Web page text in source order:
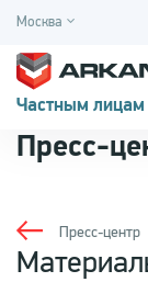
Москва
Частным лицам
Пресс-
Пресс-центр